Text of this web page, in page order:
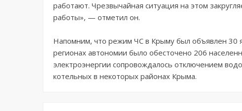
работают. Чрезвычайная ситуация на этом
работы», — отметил он.
Напомним, что режим ЧС в Крыму был объявлен 30
регионах автономии было обесточено 206
электроэнергии сопровождалось отключением
котельных в некоторых районах Крыма.